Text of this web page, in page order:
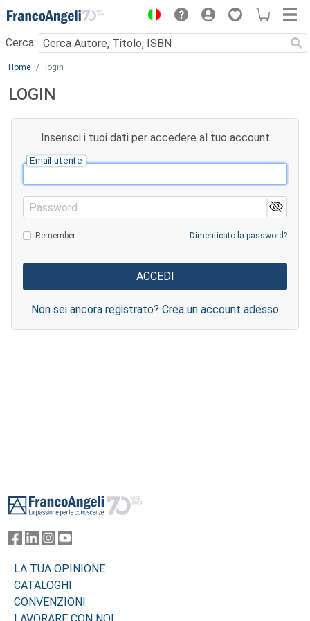
Menu
Cerca:
Main content
Home login
LOGIN
Inserisci i tuoi dati per accedere al tuo account
Email utente
Password
Remember Dimenticato la password?
Non sei ancora registrato? Crea un account adesso
LA TUA OPINIONE
CATALOGHI
CONVENZIONI